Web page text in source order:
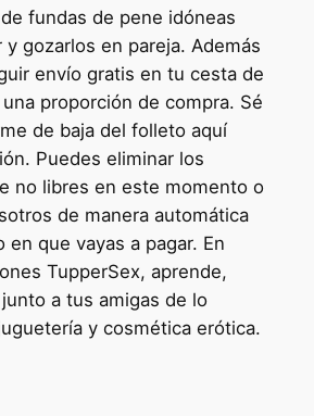
fundas de pene idóneas
y gozarlos en pareja. Además
envío gratis en tu cesta de
proporción de compra. Sé
de baja del folleto aquí
Puedes eliminar los
no libres en este momento o
de manera automática
que vayas a pagar. En
TupperSex, aprende,
a tus amigas de lo
y cosmética erótica.